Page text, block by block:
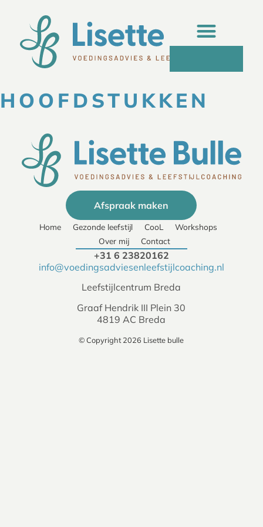
HOOFDSTUKKEN
Afspraak maken
Home Gezonde leefstijl CooL
Workshops
Over mij
Contact
+31 6 23820162
info@voedingsadviesenleefstijlcoaching.nl
Leefstijlcentrum Breda
Graaf Hendrik III Plein 30
4819 AC Breda
© Copyright 2026 Lisette bulle